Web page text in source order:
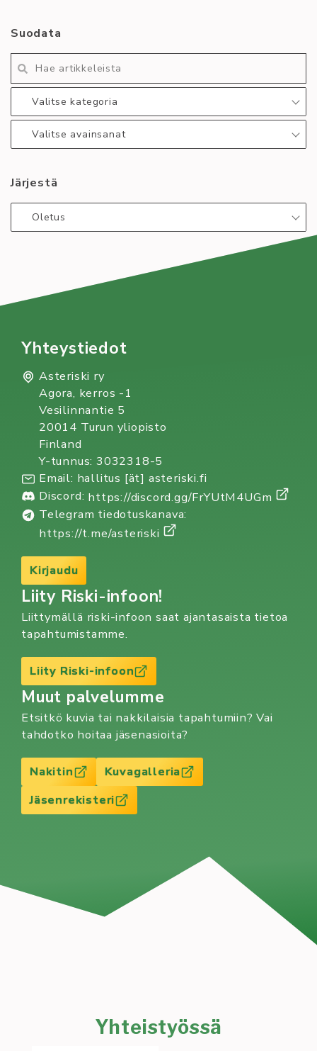
Tapahtuma
atk-ytp
zynzynzyn
Lue lisää
ATK-
Joensuu
Suodata
Valitse kategoria
Valitse avainsanat
Järjestä
Oletus
Yhteystiedot
Asteriski ry
Agora, kerros -1
Vesilinnantie 5
20014 Turun yliopisto
Finland
Y-tunnus: 3032318-5
Email: hallitus [ät] asteriski.fi
Discord: https://discord.gg/FrYUtM4UGm
Telegram tiedotuskanava:
https://t.me/asteriski
Kirjaudu
Liity Riski-infoon!
Liittymällä riski-infoon saat ajantasaista tietoa
tapahtumistamme.
Liity Riski-infoon
Muut palvelumme
Etsitkö kuvia tai nakkilaisia tapahtumiin? Vai
tahdotko hoitaa jäsenasioita?
Nakitin
Kuvagalleria
Jäsenrekisteri
Yhteistyössä